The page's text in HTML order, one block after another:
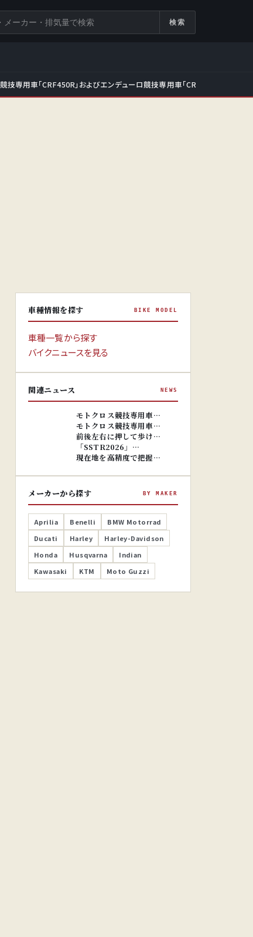
検索
技専用車「CRF450R」およびエンデューロ競技専用車「CRF450RX」をフル
車種情報を探す BIKE MODEL
車種一覧から探す
バイクニュースを見る
関連ニュース NEWS
※画像はイ
モトクロス競技専用車…
モトクロス競技専用車…
前後左右に押して歩け…
「SSTR2026」…
現在地を高精度で把握…
メーカーから探す BY MAKER
Aprilia Benelli
BMW Motorrad
Ducati
Harley
Harley-Davidson
Honda
Husqvarna
Indian
Kawasaki
KTM Moto Guzzi